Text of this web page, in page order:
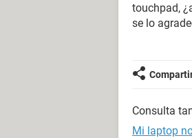
touchpad,
se lo
Consulta
Mi laptop